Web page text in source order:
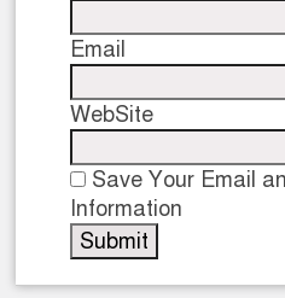
Email
WebSite
Save Your Email
Information